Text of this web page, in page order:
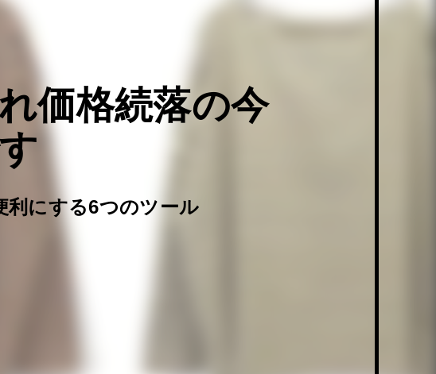
価格続落の今
にする6つのツール